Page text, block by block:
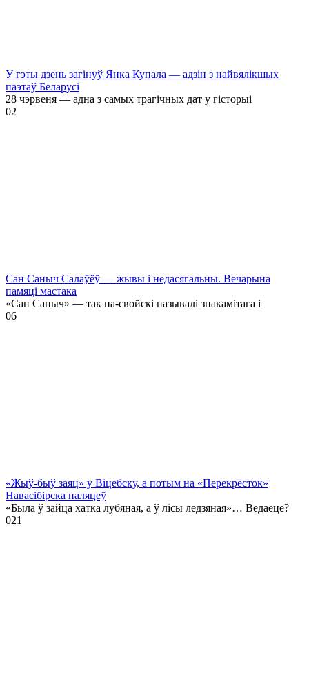
У гэты дзень загінуў Янка Купала — адзін з найвялікшых
паэтаў Беларусі
28 чэрвеня — адна з самых трагічных дат у гісторыі
02
Сан Саныч Салаўёў — жывы і недасягальны. Вечарына
памяці мастака
«Сан Саныч» — так па-свойскі называлі знакамітага і
06
«Жыў-быў заяц» у Віцебску, а потым на «Перекрёсток»
Навасібірска паляцеў
«Была ў зайца хатка лубяная, а ў лісы ледзяная»… Ведаеце?
021